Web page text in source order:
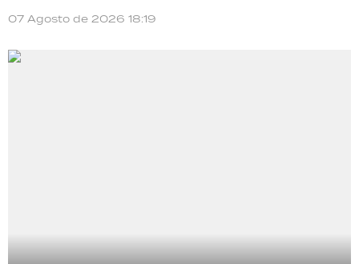
07 Agosto de 2026 18:19